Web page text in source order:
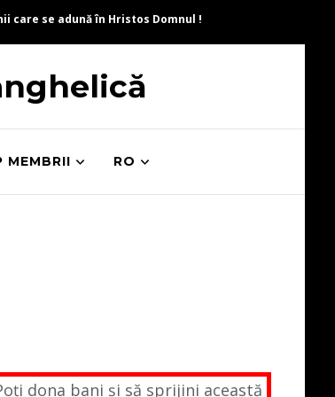
care se adună în Hristos Domnul !
MEMBRII RO
dona bani și să sprijini această